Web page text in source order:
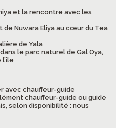
et la rencontre avec les
de Nuwara Eliya au cœur du Tea
de Yala
le parc naturel de Gal Oya,
avec chauffeur-guide
chauffeur-guide ou guide
selon disponibilité : nous